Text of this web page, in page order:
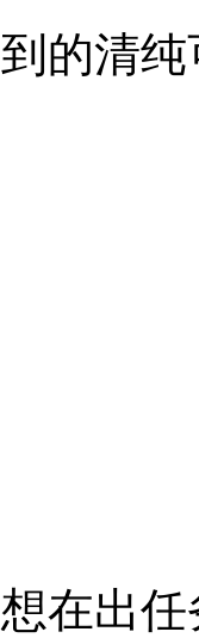
的清纯
在出任